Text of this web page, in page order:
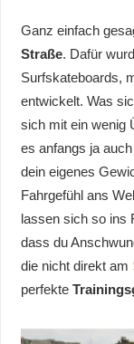
Ganz einfach
Straße. Dafür
Surfskateboards,
entwickelt. Was
sich mit ein wenig
es anfangs ja
dein eigenes
Fahrgefühl ans
lassen sich so ins
dass du
die nicht direkt am
perfekte